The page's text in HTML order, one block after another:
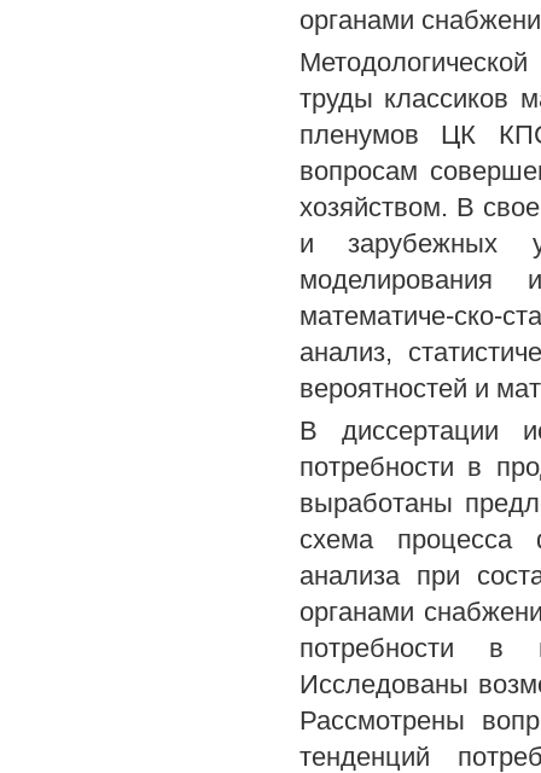
органами
труды классиков
пленумов ЦК
вопросам
хозяйством. В
и зарубежных
моделирования
математиче-ско-
анализ,
вероятностей и
В диссертации
потребности в
выработаны
схема процесса
анализа при
органами
потребности в
Исследованы
Рассмотрены
тенденций